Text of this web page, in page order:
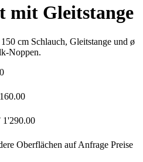
mit Gleitstange
cm Schlauch, Gleitstange und ø
Noppen.
1'290.00
Oberflächen auf Anfrage Preise